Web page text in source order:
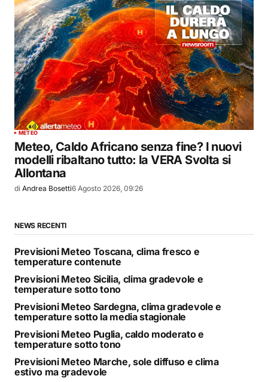
METEO
Meteo, Caldo Africano senza fine? I nuovi
modelli ribaltano tutto: la VERA Svolta si
Allontana
di Andrea Bosetti6 Agosto 2026, 09:26
NEWS RECENTI
Previsioni Meteo Toscana, clima fresco e
temperature contenute
Previsioni Meteo Sicilia, clima gradevole e
temperature sotto tono
Previsioni Meteo Sardegna, clima gradevole e
temperature sotto la media stagionale
Previsioni Meteo Puglia, caldo moderato e
temperature sotto tono
Previsioni Meteo Marche, sole diffuso e clima
estivo ma gradevole